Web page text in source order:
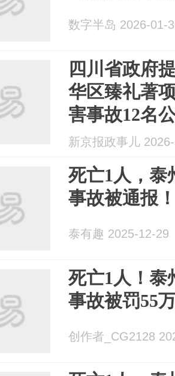
数字半岛 2026-01-
四川省政府
华区臻礼著
害事故12名
新京报政事儿
死亡1人，泰
事故被通报
泰有趣 2025-12-29
死亡1人！泰
事故被罚55
创作者_CG2128